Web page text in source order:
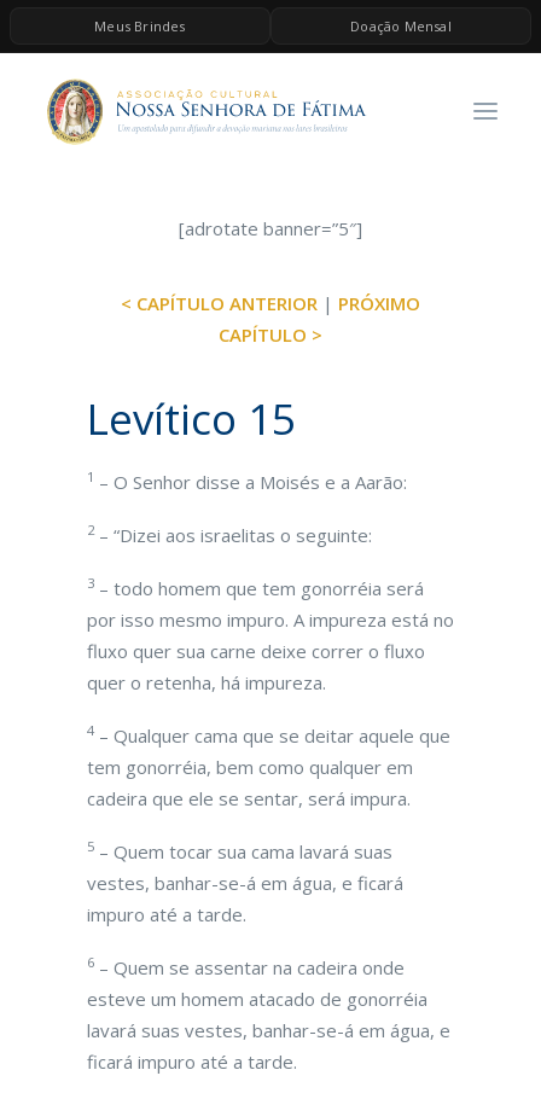
Meus Brindes Doação Mensal
HOME
A ASSOCIAÇÃO
ESPIRITUALIDADE
BRINDES
[adrotate banner=”5″]
< CAPÍTULO ANTERIOR | PRÓXIMO
CAPÍTULO >
Levítico 15
1 – O Senhor disse a Moisés e a Aarão:
2– “Dizei aos israelitas o seguinte:
3 – todo homem que tem gonorréia será
por isso mesmo impuro. A impureza está no
fluxo quer sua carne deixe correr o fluxo
quer o retenha, há impureza.
4 – Qualquer cama que se deitar aquele que
tem gonorréia, bem como qualquer em
cadeira que ele se sentar, será impura.
5 – Quem tocar sua cama lavará suas
vestes, banhar-se-á em água, e ficará
impuro até a tarde.
6 – Quem se assentar na cadeira onde
esteve um homem atacado de gonorréia
lavará suas vestes, banhar-se-á em água, e
ficará impuro até a tarde.